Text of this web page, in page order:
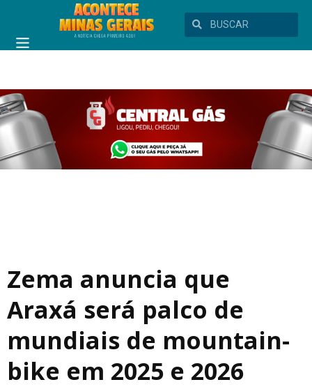
Zema anuncia que
Araxá será palco de
mundiais de mountain-
bike em 2025 e 2026